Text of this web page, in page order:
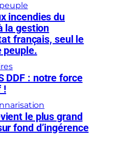
incendies du
la gestion
français, seul le
peuple.
DDF : notre force
!
le plus grand
fond d’ingérence